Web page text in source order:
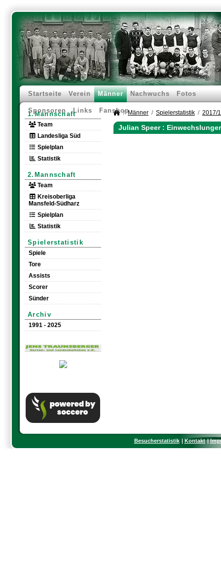
Startseite Verein Männer Nachwuchs Fotos
Sponsoren Links Fanshop
1.Mannschaft
Team
Landesliga Süd
Spielplan
Statistik
2.Mannschaft
Team
Kreisoberliga
Mansfeld-Südharz
Spielplan
Statistik
Spielerstatistik
Spiele
Tore
Assists
Scorer
Sünder
Archiv
1991 - 2025
Männer Spielerstatistik 2017/
Julian Speer :
Besucherstatistik Kontakt